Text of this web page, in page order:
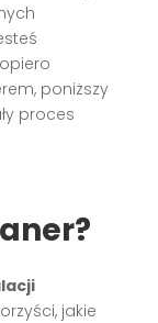
poniższy
proces
jakie